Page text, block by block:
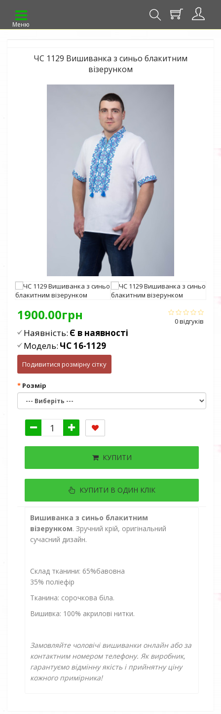
Меню
ЧС 1129 Вишиванка з синьо блакитним
візерунком
0 відгуків
1900.00грн
Наявність: Є в наявності
Модель: ЧС 16-1129
Подивитися розмірну сітку
Розмір
КУПИТИ
КУПИТИ В ОДИН КЛІК
Вишиванка з синьо блакитним
візерунком. Зручний крій, оригінальний
сучасний дизайн.
Склад тканини: 65%бавовна
35% поліефір
Тканина: сорочкова біла.
Вишивка: 100% акрилові нитки.
Замовляйте чоловічі вишиванки онлайн або за
контактним номером телефону. Як виробник,
гарантуємо відмінну якість і прийнятну ціну
кожного примірника!